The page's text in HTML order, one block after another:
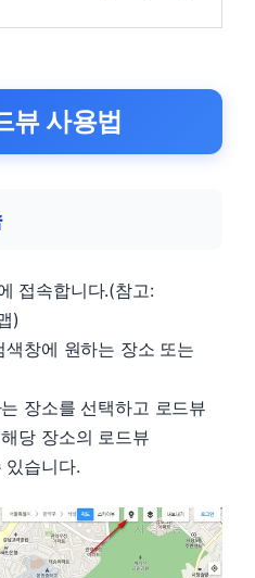
뷰 사용법
접속합니다.(참고:
)
창에 원하는 장소 또는
장소를 선택하고 로드뷰
당 장소의 로드뷰
있습니다.